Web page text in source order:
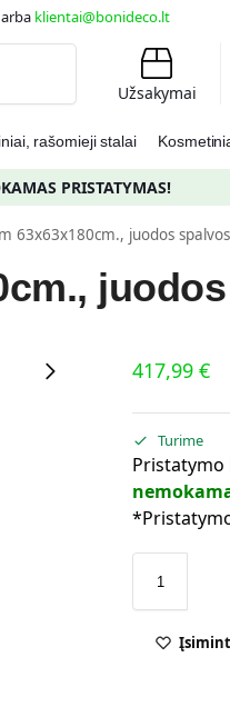
klientai@bonideco.lt
Užsakymai
rašomieji stalai
PRISTATYMAS!
63x63x180cm., juodos spalvos
417,99€
Turime